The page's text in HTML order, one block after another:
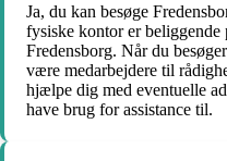
Ja, du kan besøge
fysiske kontor er beliggende
Fredensborg. Når du
være medarbejdere til
hjælpe dig med eventuelle
have brug for assistance til.